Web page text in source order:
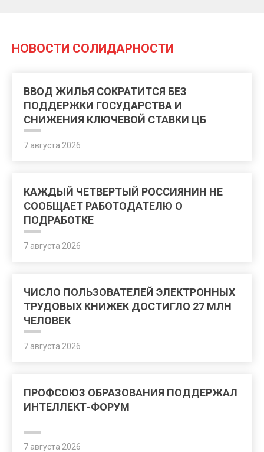
НОВОСТИ СОЛИДАРНОСТИ
ВВОД ЖИЛЬЯ СОКРАТИТСЯ БЕЗ
ПОДДЕРЖКИ ГОСУДАРСТВА И
СНИЖЕНИЯ КЛЮЧЕВОЙ СТАВКИ ЦБ
7 августа 2026
КАЖДЫЙ ЧЕТВЕРТЫЙ РОССИЯНИН НЕ
СООБЩАЕТ РАБОТОДАТЕЛЮ О
ПОДРАБОТКЕ
7 августа 2026
ЧИСЛО ПОЛЬЗОВАТЕЛЕЙ ЭЛЕКТРОННЫХ
ТРУДОВЫХ КНИЖЕК ДОСТИГЛО 27 МЛН
ЧЕЛОВЕК
7 августа 2026
ПРОФСОЮЗ ОБРАЗОВАНИЯ ПОДДЕРЖАЛ
ИНТЕЛЛЕКТ-ФОРУМ
7 августа 2026